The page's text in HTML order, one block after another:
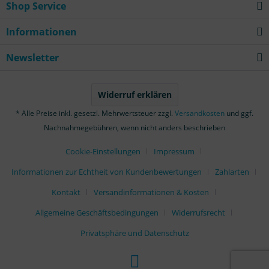
Shop Service
Informationen
Newsletter
Widerruf erklären
* Alle Preise inkl. gesetzl. Mehrwertsteuer zzgl. Versandkosten und ggf.
Nachnahmegebühren, wenn nicht anders beschrieben
Cookie-Einstellungen
Impressum
Informationen zur Echtheit von Kundenbewertungen
Zahlarten
Kontakt
Versandinformationen & Kosten
Allgemeine Geschäftsbedingungen
Widerrufsrecht
Privatsphäre und Datenschutz